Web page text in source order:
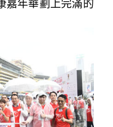
嘉年華劃上完滿的